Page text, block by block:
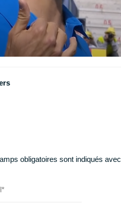
obligatoires sont indiqués avec